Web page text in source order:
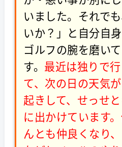
いました。それで
いか？」と自分自
ゴルフの腕を磨い
す。 最近は独りで
て、次の日の天気
起きして、せっせ
に出かけています
んとも仲良くなり